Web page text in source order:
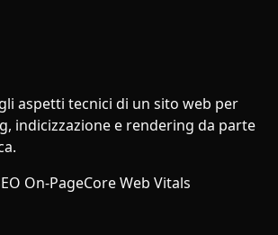
aspetti tecnici di un sito web per
indicizzazione e rendering da parte
On-PageCore Web Vitals